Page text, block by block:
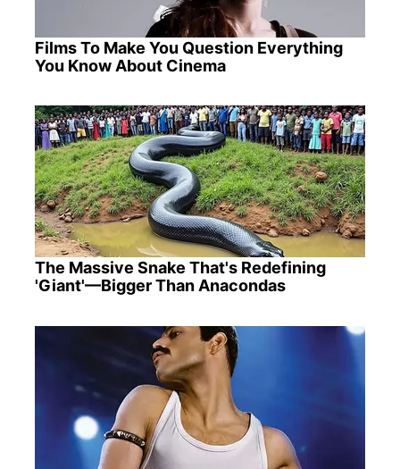
Films To Make You Question Everything
You Know About Cinema
The Massive Snake That's Redefining
'Giant'—Bigger Than Anacondas